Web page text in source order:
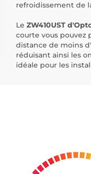
refroidissement de
Le ZW410UST
courte vous pouvez
distance de moins
réduisant ainsi les
idéale pour les